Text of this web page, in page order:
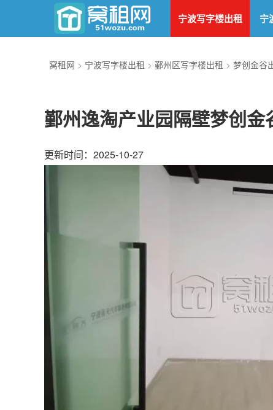
宁波写字楼出租 宁
窝租网 > 宁波写字楼出租 > 鄞州区写字楼出租 > 梦创金谷
鄞州逸淘产业园隔壁梦创
更新时间：2025-10-27